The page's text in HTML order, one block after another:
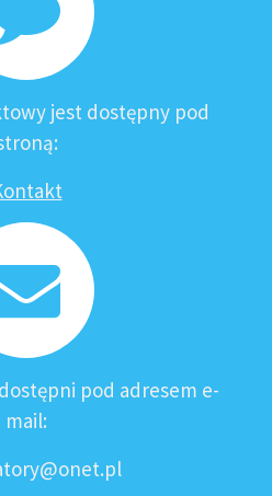
jest dostępny pod
pod adresem e-
mail: